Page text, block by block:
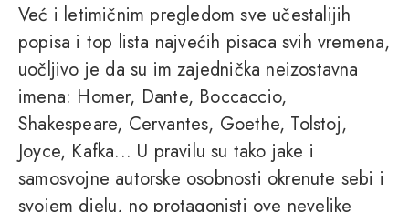
Već i letimičnim pregledom sve učestalijih
popisa i top lista najvećih pisaca svih vremena,
uočljivo je da su im zajednička neizostavna
imena: Homer, Dante, Boccaccio,
Shakespeare, Cervantes, Goethe, Tolstoj,
Joyce, Kafka... U pravilu su tako jake i
samosvojne autorske osobnosti okrenute sebi i
svojem djelu, no protagonisti ove nevelike